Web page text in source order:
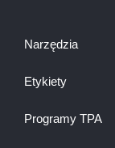
Narzędzia
Etykiety
Programy TPA